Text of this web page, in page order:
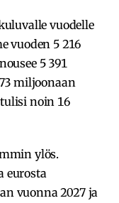
vuodelle
vuoden 5 216
5 391
miljoonaan
noin 16
ylös.
eurosta
vuonna 2027 ja